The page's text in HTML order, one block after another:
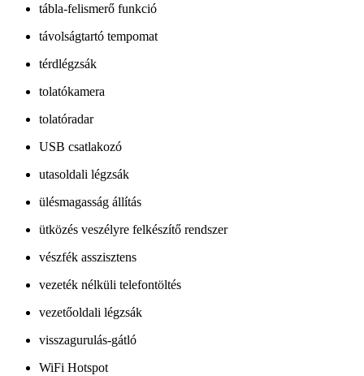
tábla-felismerő funkció
távolságtartó tempomat
térdlégzsák
tolatókamera
tolatóradar
USB csatlakozó
utasoldali légzsák
ülésmagasság állítás
ütközés veszélyre felkészítő rendszer
vészfék asszisztens
vezeték nélküli telefontöltés
vezetőoldali légzsák
visszagurulás-gátló
WiFi Hotspot